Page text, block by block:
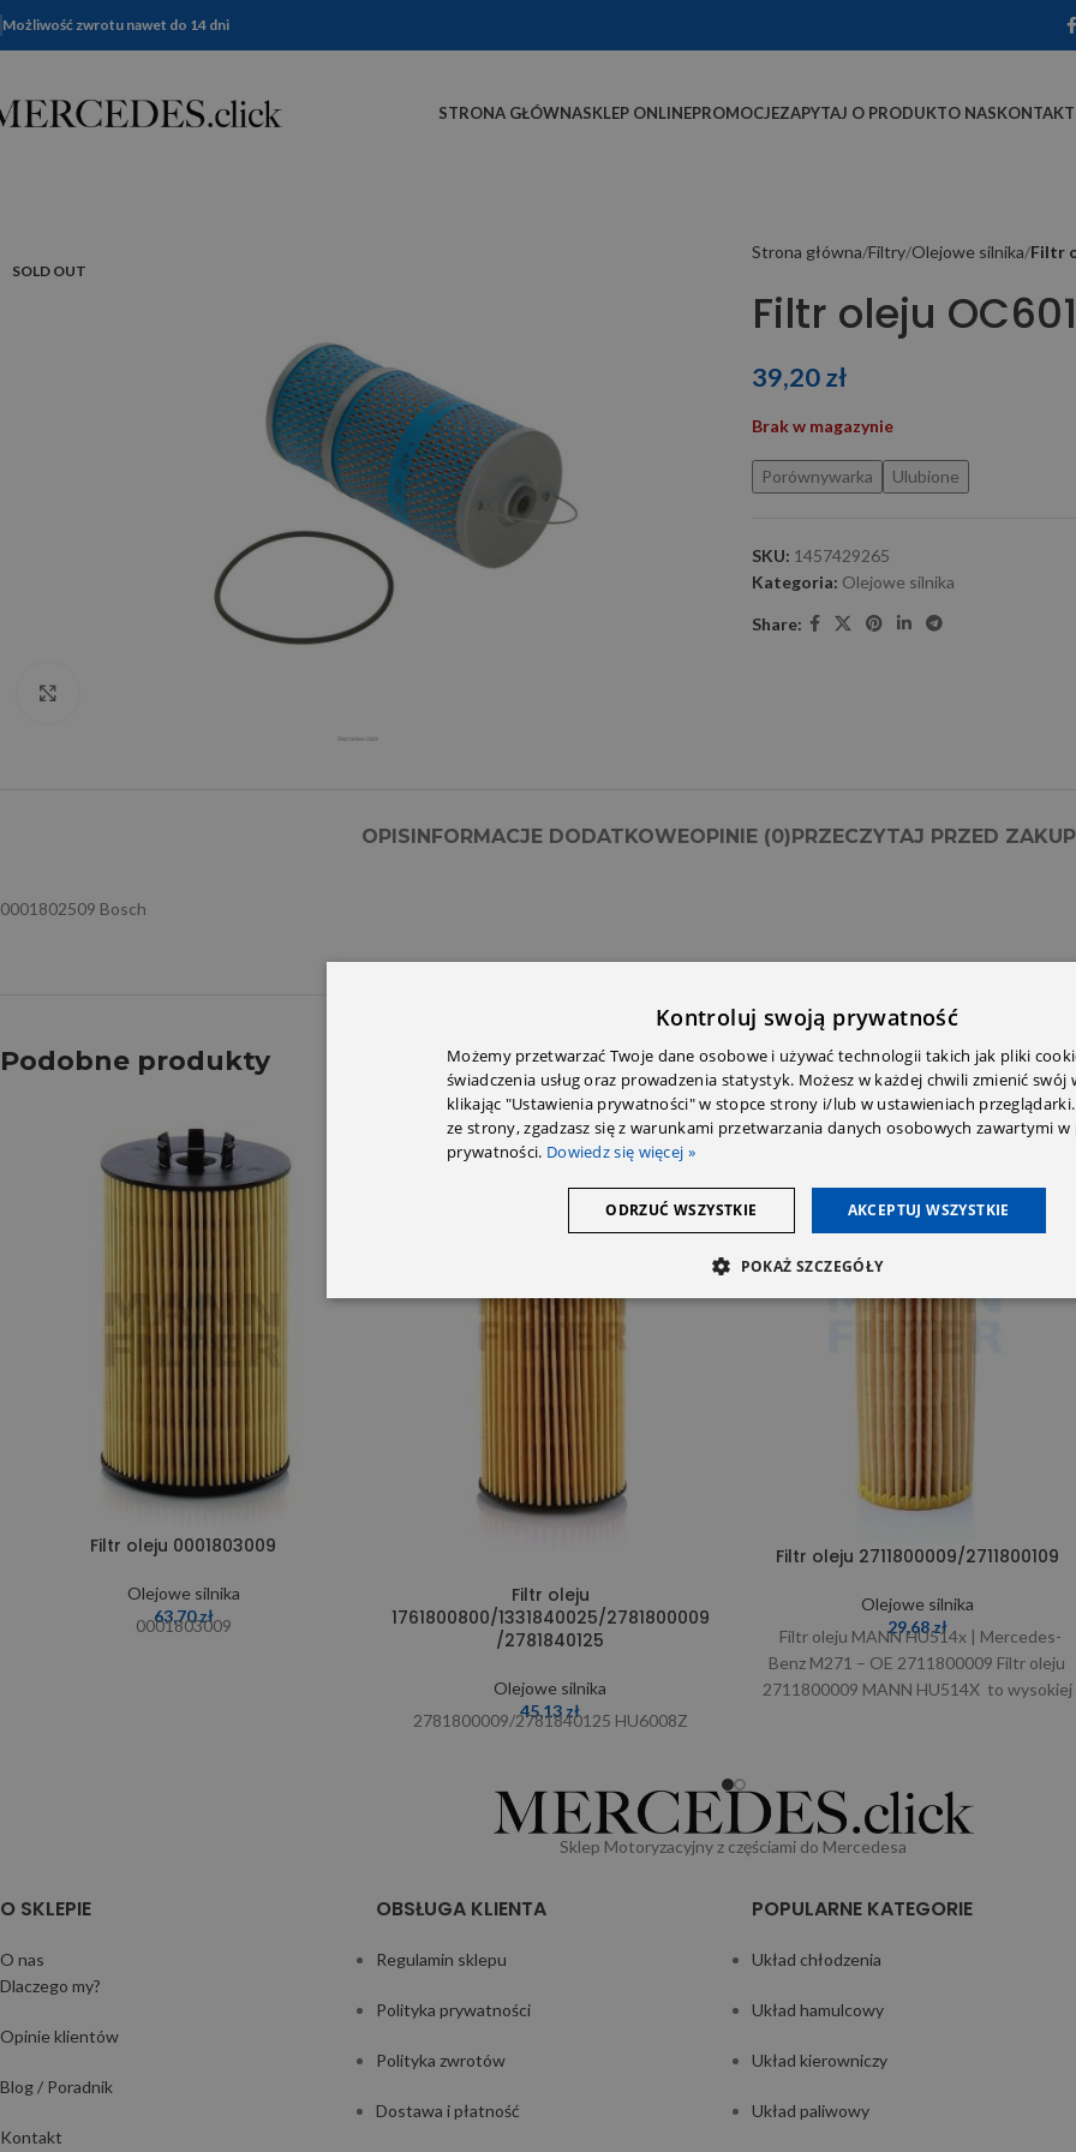
Możliwość zwrotu nawet do 14 dni
STRONA GŁÓWNASKLEP ONLINEPROMOCJEZAPYTAJ O PRODUKTO NASKONTAKT
SOLD OUT
Strona główna Filtry Olejowe silnika Filtr
Filtr oleju
39,20zł
Brak w magazynie
Porównywarka Ulubione
SKU: 1457429265
Kategoria: Olejowe silnika
Share:
OPIS INFORMACJE DODATKOWEOPINIE (0) PRZECZYTAJ PRZED
0001802509 Bosch
Podobne produkty
Filtr oleju 0001803009
Olejowe silnika
63,70zł
0001803009
Filtr oleju
1761800800/1331840025/2781800009
/2781840125
Olejowe silnika
45,13 zł
2781800009/2781840125 HU6008Z
SOLD OUT
Filtr oleju 2711800009/2711800109
Olejowe silnika
29,68zł
Filtr oleju MANN HU514x | Mercedes-
Benz M271 – OE 2711800009 Filtr oleju
2711800009 MANN HU514X to wysokiej
Sklep Motoryzacyjny z częściami do Mercedesa
O SKLEPIE
O nas
Dlaczego my?
Opinie klientów
Blog / Poradnik
Kontakt
OBSŁUGA KLIENTA
Regulamin sklepu
Polityka prywatności
Polityka zwrotów
Dostawa i płatność
POPULARNE KATEGORIE
Układ chłodzenia
Układ hamulcowy
Układ kierowniczy
Układ paliwowy
Kontroluj swoją prywatność
Możemy przetwarzać Twoje dane osobowe i używać technologii takich jak pliki
świadczenia usług oraz prowadzenia statystyk. Możesz w każdej chwili zmienić swój
klikając "Ustawienia prywatności" w stopce strony i/lub w ustawieniach
ze strony, zgadzasz się z warunkami przetwarzania danych osobowych zawartymi
prywatności. Dowiedz się więcej »
AKCEPTUJ WSZYSTKIE
ODRZUĆ WSZYSTKIE
POKAŻ SZCZEGÓŁY